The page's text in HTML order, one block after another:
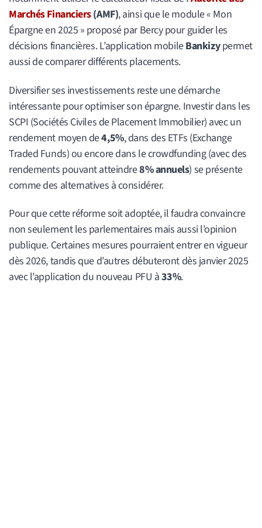
Marchés Financiers(AMF), ainsi que le module « Mon
Épargne en 2025 » proposé par Bercy pour guider les
décisions financières. L’application mobileBankizypermet
aussi de comparer différents placements.
Diversifier ses investissements reste une démarche
intéressante pour optimiser son épargne. Investir dans les
SCPI (Sociétés Civiles de Placement Immobilier) avec un
rendement moyen de4,5%, dans des ETFs (Exchange
Traded Funds) ou encore dans le crowdfunding (avec des
rendements pouvant atteindre8% annuels) se présente
comme des alternatives à considérer.
Pour que cette réforme soit adoptée, il faudra convaincre
non seulement les parlementaires mais aussi l’opinion
publique. Certaines mesures pourraient entrer en vigueur
dès 2026, tandis que d’autres débuteront dès janvier 2025
avec l’application du nouveau PFU à33%.